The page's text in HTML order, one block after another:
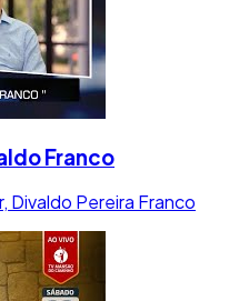
Franco
Divaldo Pereira Franco